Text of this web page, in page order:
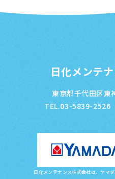
日化メンテ
東京都千代田区東
TEL.03-5839-
日化メンテナンス株式会社は、ヤマ